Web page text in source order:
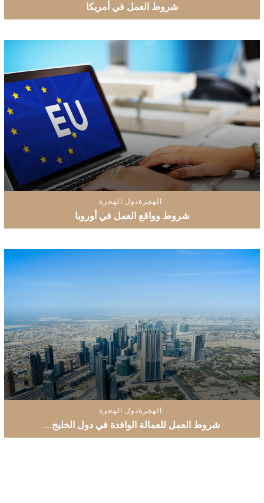
شروط العمل في أمريكا
الهجرةدول الهجرة
شروط وواقع العمل في أوروبا
الهجرةدول الهجرة
شروط العمل للعمالة الوافدة في دول الخليج…